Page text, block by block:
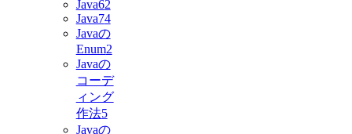
Java62
Java74
Javaの
Enum2
Javaの
コーデ
ィング
作法5
Javaの